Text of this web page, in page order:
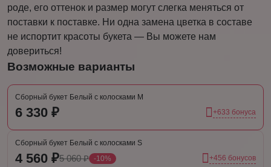
роде, его оттенок и размер могут слегка меняться от
поставки к поставке. Ни одна замена цветка в составе
не испортит красоты букета — Вы можете нам
довериться!
Возможные варианты
Сборный букет Белый с колосками М
6 330 ₽ +633 бонуса
Сборный букет Белый с колосками S
4 560 ₽5 060 ₽ -10% +456 бонусов